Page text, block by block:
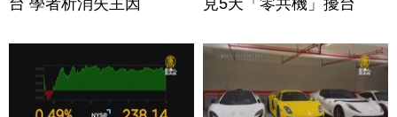
台 學者析消失主因
見5天「零共機」擾台